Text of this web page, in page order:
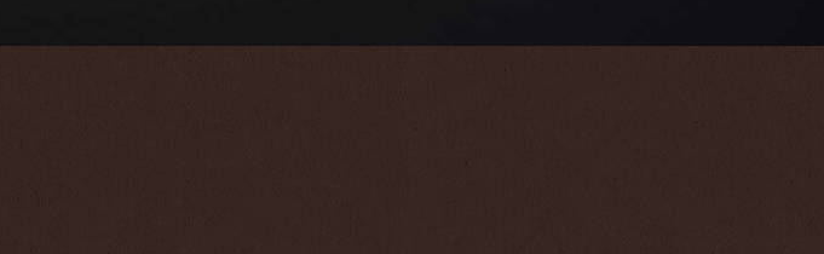
お問い合わせ 個人情報保護方針